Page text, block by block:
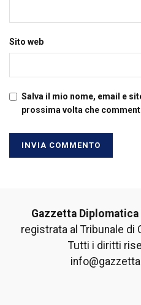
Sito web
Salva il mio nome, email e
prossima volta che
Gazzetta Diplomatica
registrata al Tribunale di
Tutti i diritti